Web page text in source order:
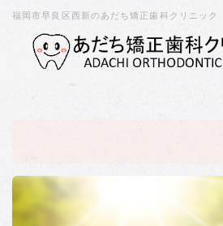
福岡市早良区西新のあだち矯正歯科クリニック